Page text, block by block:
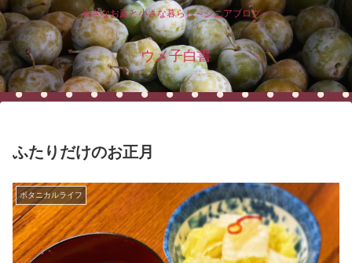
小さなお庭と小さな暮らし～シニアブログ～
ウメ子白書
ふたりだけのお正月
ボタニカルライフ